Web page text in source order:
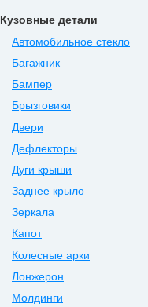
Кузовные детали
Автомобильное стекло
Багажник
Бампер
Брызговики
Двери
Дефлекторы
Дуги крыши
Заднее крыло
Зеркала
Капот
Колесные арки
Лонжерон
Молдинги